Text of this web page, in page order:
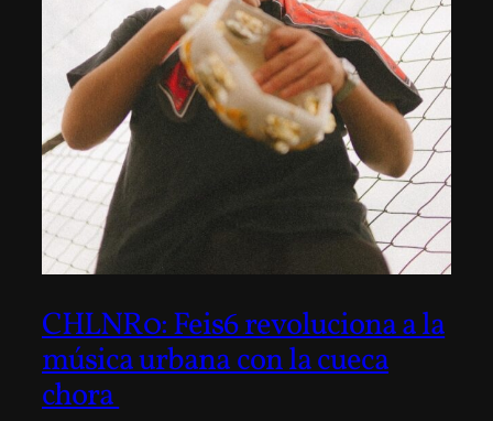
CHLNR0: Feis6 revoluciona a la
música urbana con la cueca
chora